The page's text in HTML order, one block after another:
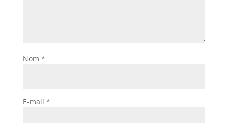
Nom *
E-mail *